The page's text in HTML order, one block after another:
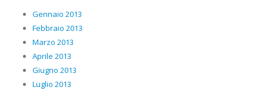
Gennaio 2013
Febbraio 2013
Marzo 2013
Aprile 2013
Giugno 2013
Luglio 2013